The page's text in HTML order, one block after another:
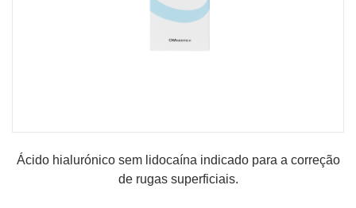
Ácido hialurónico sem lidocaína indicado para a correção
de rugas superficiais.